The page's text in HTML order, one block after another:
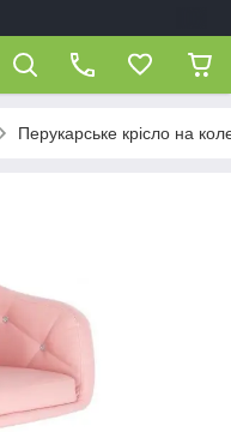
Перукарське крісло на